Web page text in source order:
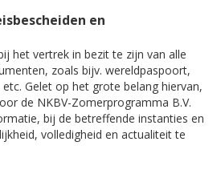
en
het vertrek in bezit te zijn van alle
zoals bijv. wereldpaspoort,
Gelet op het grote belang hiervan,
de NKBV-Zomerprogramma B.V.
bij de betreffende instanties en
volledigheid en actualiteit te